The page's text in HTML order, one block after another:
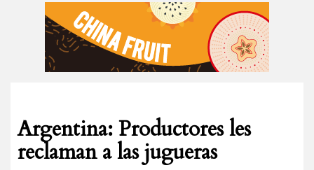
Argentina: Productores les
reclaman a las jugueras